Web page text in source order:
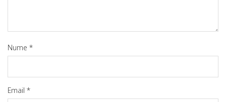
Nume *
Email *